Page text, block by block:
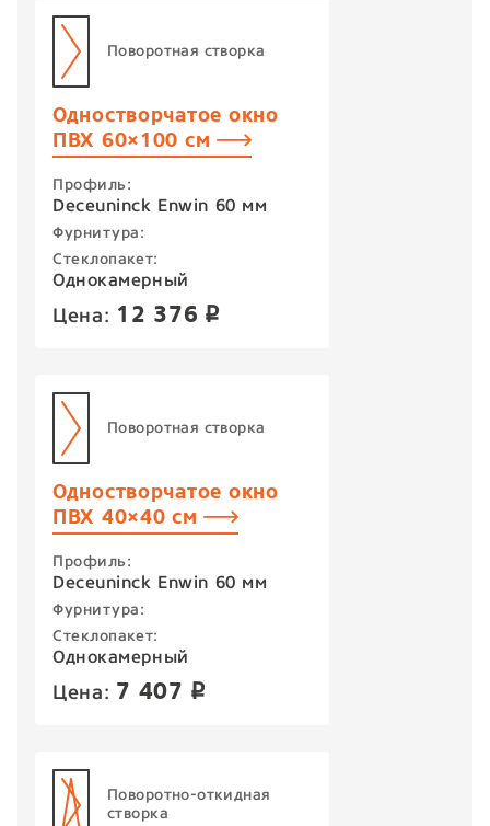
Поворотная створка
Одностворчатое окно
ПВХ 60×100 см
Профиль:
Deceuninck Enwin 60 мм
Фурнитура:
Стеклопакет:
Однокамерный
Цена: 12 376 p
Поворотная створка
Одностворчатое окно
ПВХ 40×40 см
Профиль:
Deceuninck Enwin 60 мм
Фурнитура:
Стеклопакет:
Однокамерный
Цена: 7 407 p
Поворотно-откидная
створка